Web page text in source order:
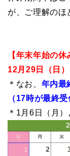
が、ご理解のほ
【年末年始の休
12月29日（日）
＊なお、 年内最
（17時が最終受
＊1月6日（月